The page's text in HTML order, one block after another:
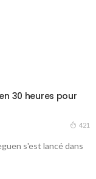
30 heures pour
421
s'est lancé dans